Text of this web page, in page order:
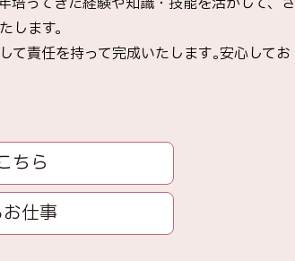
します。
て責任を持って完成いたします｡安心してお
ちら
仕事